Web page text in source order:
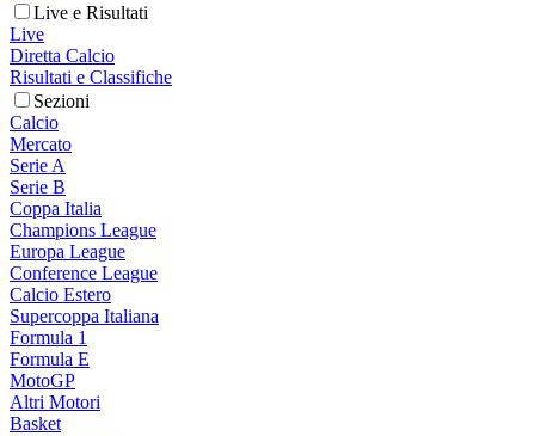
Live e Risultati
Live
Diretta Calcio
Risultati e Classifiche
Sezioni
Calcio
Mercato
Serie A
Serie B
Coppa Italia
Champions League
Europa League
Conference League
Calcio Estero
Supercoppa Italiana
Formula 1
Formula E
MotoGP
Altri Motori
Basket